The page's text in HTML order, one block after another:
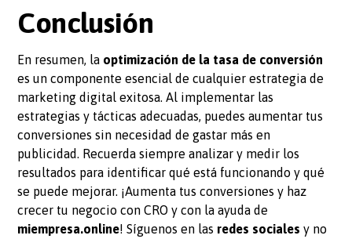
Conclusión
En resumen, la optimización de la tasa de conversión
es un componente esencial de cualquier estrategia de
marketing digital exitosa. Al implementar las
estrategias y tácticas adecuadas, puedes aumentar tus
conversiones sin necesidad de gastar más en
publicidad. Recuerda siempre analizar y medir los
resultados para identificar qué está funcionando y qué
se puede mejorar. ¡Aumenta tus conversiones y haz
crecer tu negocio con CRO y con la ayuda de
miempresa.online! Síguenos en las redes sociales y no